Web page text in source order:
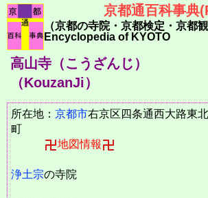
京都通百科事典
（京都の寺院・京都検定・京都観
Encyclopedia of KYOTO
高山寺（こうざんじ）
（KouzanJi）
所在地： 京都市右京区四条通西大路東
町
地図情報
浄土宗の寺院